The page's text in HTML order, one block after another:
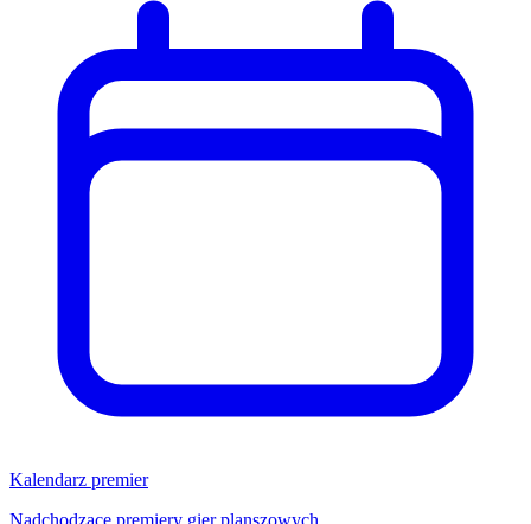
Kalendarz premier
Nadchodzące premiery gier planszowych